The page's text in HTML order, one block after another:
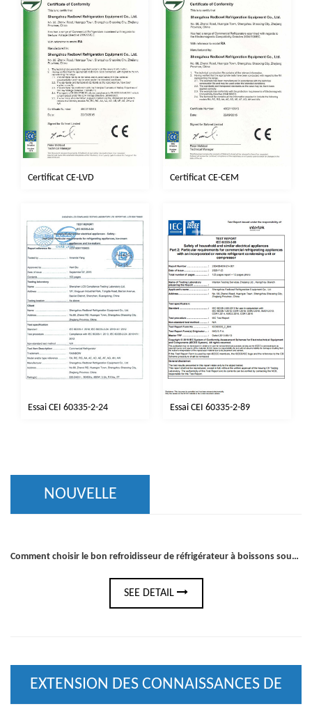
Certificat CE-LVD Certificat CE-CEM
Essai CEI 60335-2-24 Essai CEI 60335-2-89
NOUVELLE
Comment choisir le bon refroidisseur de réfrigérateur à boissons sous le comptoir pour votre bar ou votre cuisine
SEE DETAIL
EXTENSION DES CONNAISSANCES DE